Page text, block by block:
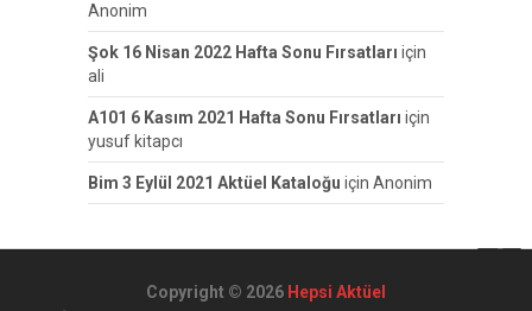
Anonim
Şok 16 Nisan 2022 Hafta Sonu Fırsatları için
ali
A101 6 Kasım 2021 Hafta Sonu Fırsatları için
yusuf kitapcı
Bim 3 Eylül 2021 Aktüel Kataloğu için Anonim
Copyright © 2026 Hepsi Aktüel